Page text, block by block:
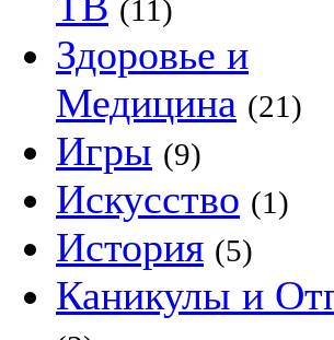
(11)
Здоровье и
Медицина (21)
Игры (9)
Искусство (1)
История (5)
Каникулы и